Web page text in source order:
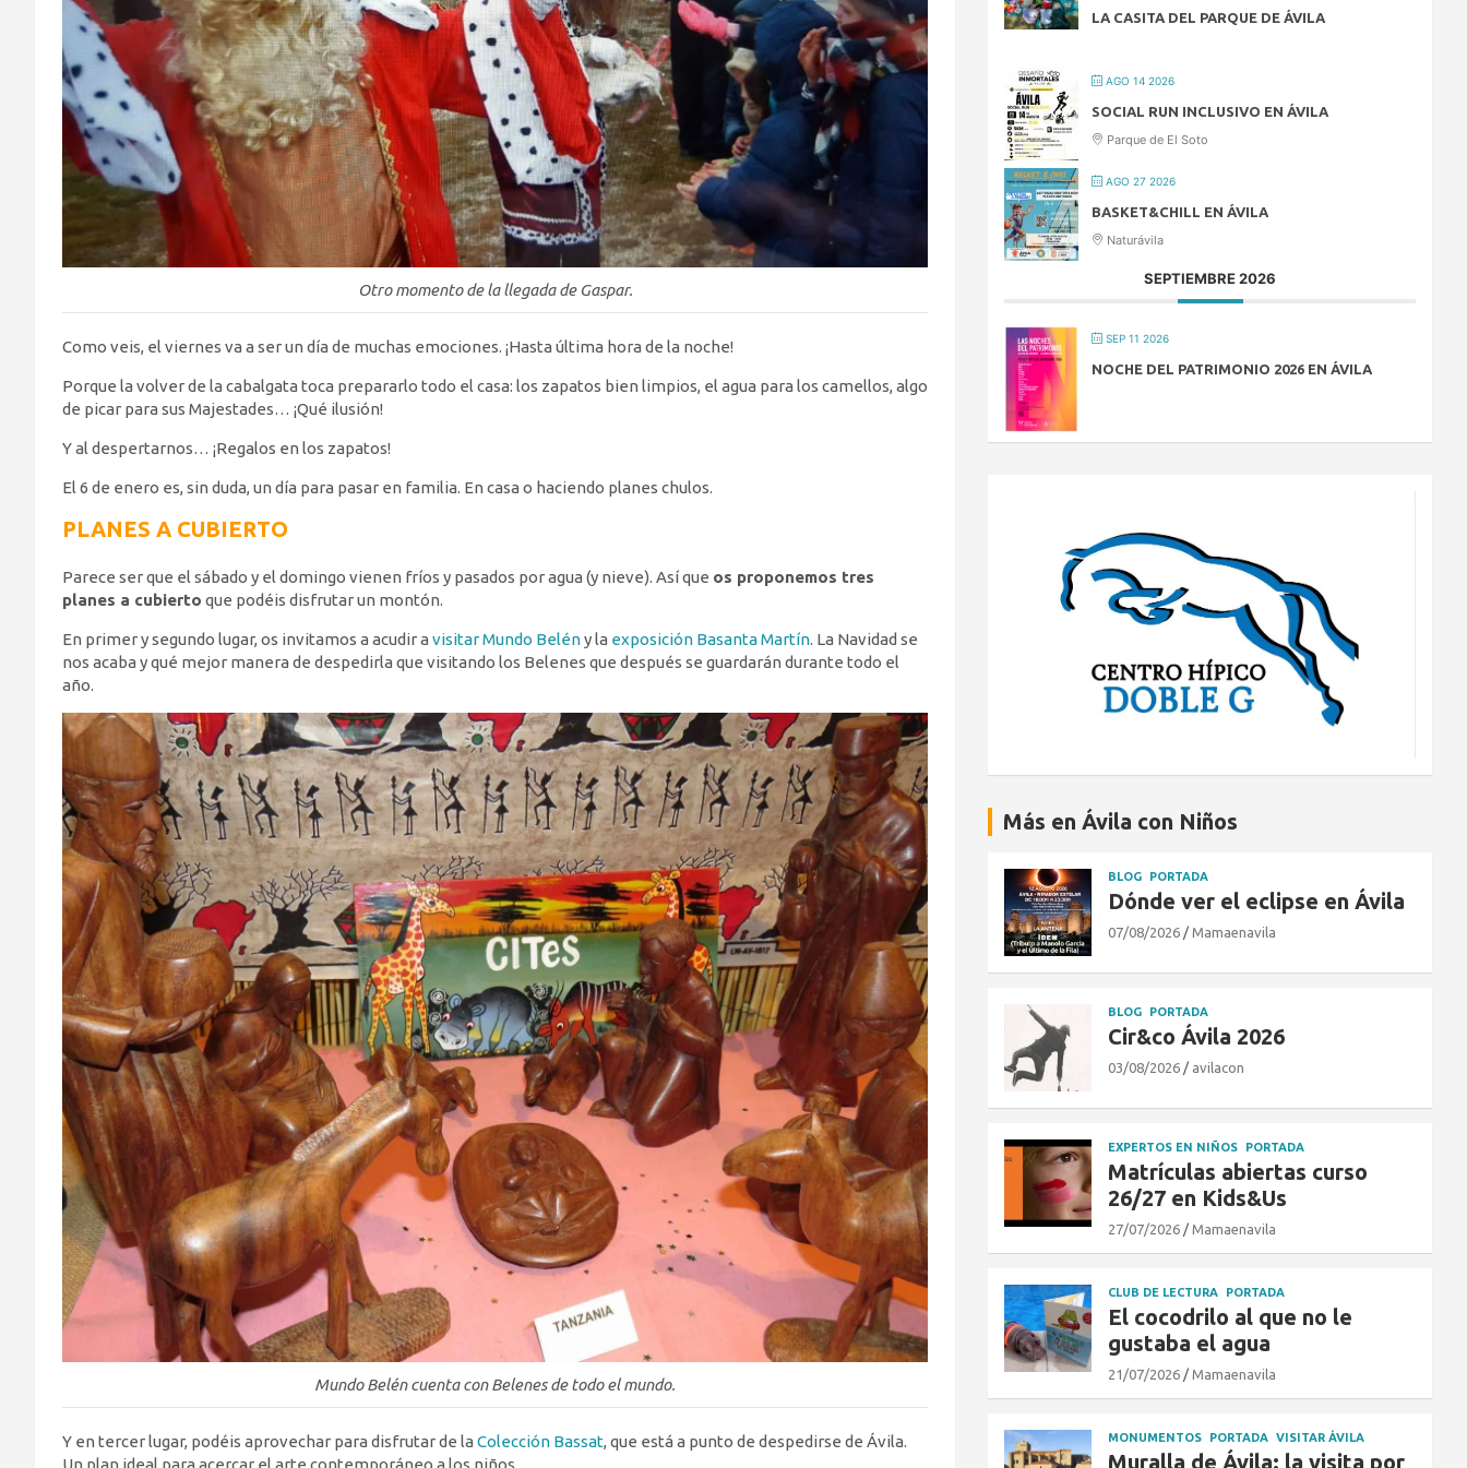
Otro momento de la llegada de Gaspar.
Como veis, el viernes va a ser un día de muchas emociones. ¡Hasta última hora de la noche!
Porque la volver de la cabalgata toca prepararlo todo el casa: los zapatos bien limpios, el agua para los camellos, algo
de picar para sus Majestades… ¡Qué ilusión!
Y al despertarnos… ¡Regalos en los zapatos!
El 6 de enero es, sin duda, un día para pasar en familia. En casa o haciendo planes chulos.
PLANES A CUBIERTO
Parece ser que el sábado y el domingo vienen fríos y pasados por agua (y nieve). Así que os proponemos tres
planes a cubierto que podéis disfrutar un montón.
En primer y segundo lugar, os invitamos a acudir a visitar Mundo Belény la exposición Basanta Martín. La Navidad se
nos acaba y qué mejor manera de despedirla que visitando los Belenes que después se guardarán durante todo el
año.
Mundo Belén cuenta con Belenes de todo el mundo.
Y en tercer lugar, podéis aprovechar para disfrutar de la Colección Bassat, que está a punto de despedirse de Ávila.
LA CASITA DEL PARQUE DE ÁVILA
AGO 14 2026
SOCIAL RUN INCLUSIVO EN ÁVILA
Parque de El Soto
AGO 27 2026
BASKET&CHILL EN ÁVILA
Naturávila
SEPTIEMBRE 2026
SEP 11 2026
NOCHE DEL PATRIMONIO 2026 EN ÁVILA
Más en Ávila con Niños
BLOG PORTADA
Dónde ver el eclipse en Ávila
07/08/2026 Mamaenavila
BLOG PORTADA
Cir&co Ávila 2026
03/08/2026 avilacon
EXPERTOS EN NIÑOS PORTADA
Matrículas abiertas curso
26/27 en Kids&Us
27/07/2026 Mamaenavila
CLUB DE LECTURA PORTADA
El cocodrilo al que no le
gustaba el agua
21/07/2026 Mamaenavila
MONUMENTOS PORTADA VISITAR ÁVILA
Muralla de Ávila: la visita por